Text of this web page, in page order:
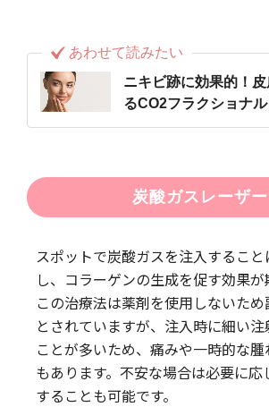
あわせて読みたい
ニキビ跡に効果的！
るCO2フラクショナ
炭酸ガスレーザー
スポットで炭酸ガスを注入するこ
し、コラーゲンの生成を促す効果が
この治療法は薬剤を使用しないた
とされていますが、注入時に細い
ことが多いため、痛みや一時的な
もあります。不安な場合は必要に応
することも可能です。